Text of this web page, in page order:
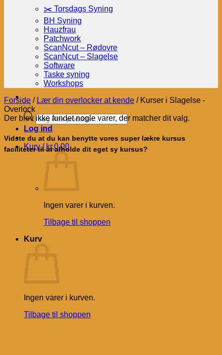
Products
search
Log ind
Kurv / kr.0.00
Ingen varer i kurven.
Tilbage til shoppen
Kurv
Ingen varer i kurven.
Tilbage til shoppen
✂️ Torsdags Syning
BH Syning
Hauzfrau
Patchwork
ScanNcut – Rødovre
ScanNcut – Slagelse
Software
Taske syning
Workshops
Forside / Lær din overlocker at kende /Kurser i Slagelse -
Overlock
Der blev ikke fundet nogle varer, der matcher dit valg.
Vidste du at du kan benytte vores super lækre kursus
faciliteter til at afholde dit eget sy kursus?